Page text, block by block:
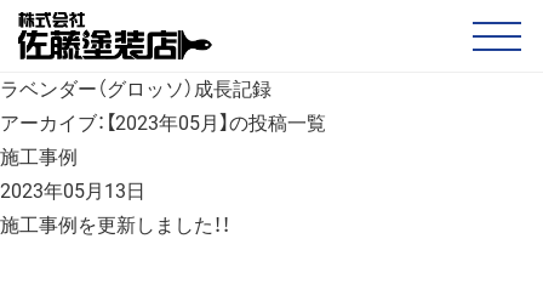
ラベンダー（グロッソ）成長記録
アーカイブ：【2023年05月】の投稿一覧
施工事例
2023年05月13日
施工事例を更新しました！！